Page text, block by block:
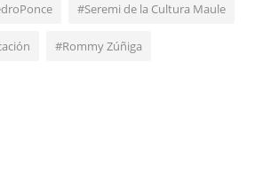
#Seremi de la Cultura Maule
#Rommy Zúñiga